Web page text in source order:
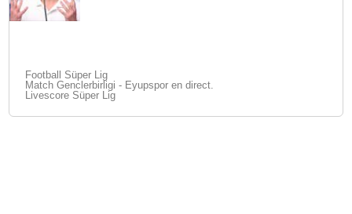
Football Süper Lig
Match Genclerbirligi - Eyupspor en direct.
Livescore Süper Lig